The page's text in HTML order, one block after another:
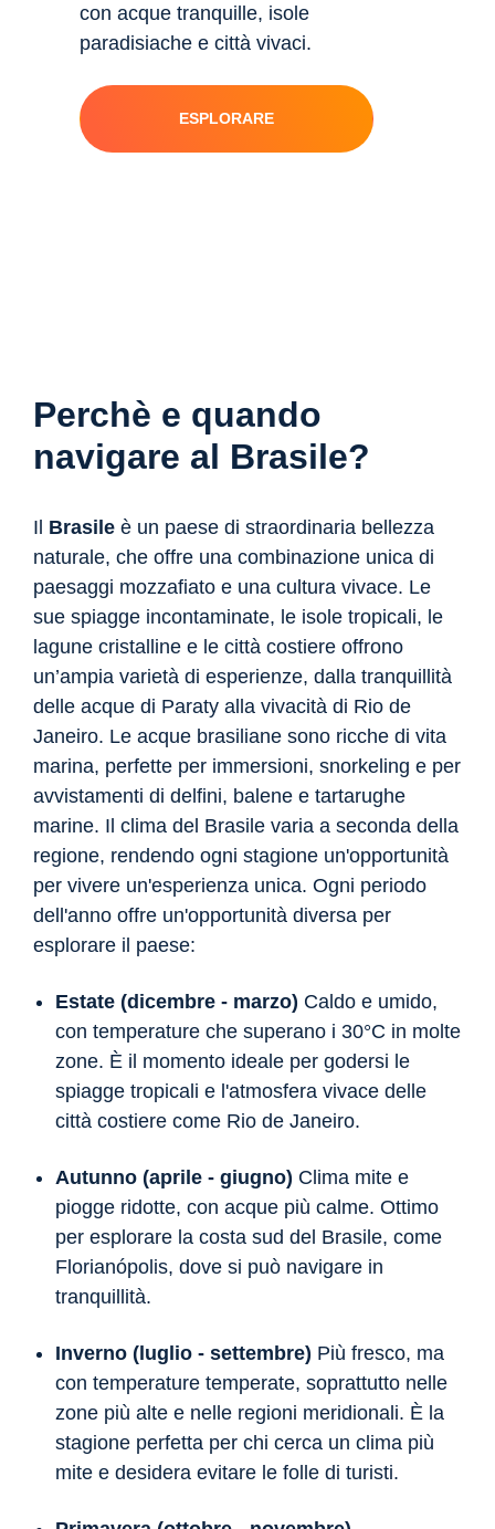
con acque tranquille, isole
paradisiache e città vivaci.
ESPLORARE
Perchè e quando
navigare al Brasile?
Il Brasileè un paese di straordinaria bellezza
naturale, che offre una combinazione unica di
paesaggi mozzafiato e una cultura vivace. Le
sue spiagge incontaminate, le isole tropicali, le
lagune cristalline e le città costiere offrono
un’ampia varietà di esperienze, dalla tranquillità
delle acque di Paraty alla vivacità di Rio de
Janeiro. Le acque brasiliane sono ricche di vita
marina, perfette per immersioni, snorkeling e per
avvistamenti di delfini, balene e tartarughe
marine. Il clima del Brasile varia a seconda della
regione, rendendo ogni stagione un'opportunità
per vivere un'esperienza unica. Ogni periodo
dell'anno offre un'opportunità diversa per
esplorare il paese:
Estate (dicembre - marzo) Caldo e umido,
con temperature che superano i 30°C in molte
zone. È il momento ideale per godersi le
spiagge tropicali e l'atmosfera vivace delle
città costiere come Rio de Janeiro.
Autunno (aprile - giugno) Clima mite e
piogge ridotte, con acque più calme. Ottimo
per esplorare la costa sud del Brasile, come
Florianópolis, dove si può navigare in
tranquillità.
Inverno (luglio - settembre) Più fresco, ma
con temperature temperate, soprattutto nelle
zone più alte e nelle regioni meridionali. È la
stagione perfetta per chi cerca un clima più
mite e desidera evitare le folle di turisti.